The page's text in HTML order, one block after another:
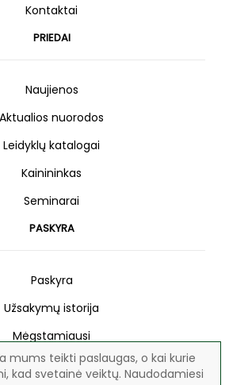
mums teikti paslaugas, o kai kurie
kad svetainė veiktų. Naudodamiesi
Kontaktai
PRIEDAI
Naujienos
Aktualios nuorodos
Leidyklų katalogai
Kainininkas
Seminarai
PASKYRA
Paskyra
Užsakymų istorija
Mėgstamiausi
Naujienlaiškis